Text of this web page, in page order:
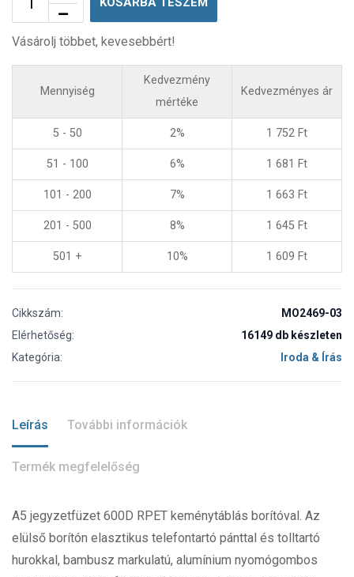
Vásárolj többet, kevesebbért!
Mennyiség
Kedvezmény
mértéke
Kedvezményes ár
5 - 50 2% 1 752 Ft
51 - 100 6% 1 681 Ft
101 - 200 7% 1 663 Ft
201 - 500 8% 1 645 Ft
501 + 10% 1 609 Ft
Cikkszám:
MO2469-03
Elérhetőség:
16149 db készleten
Kategória:
Iroda & Írás
Leírás További információk
Termék megfelelőség
A5 jegyzetfüzet 600D RPET keménytáblás borítóval. Az
elülső borítón elasztikus telefontartó pánttal és tolltartó
hurokkal, bambusz markulatú, alumínium nyomógombos